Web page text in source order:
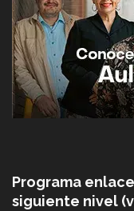
Programa
siguiente nivel